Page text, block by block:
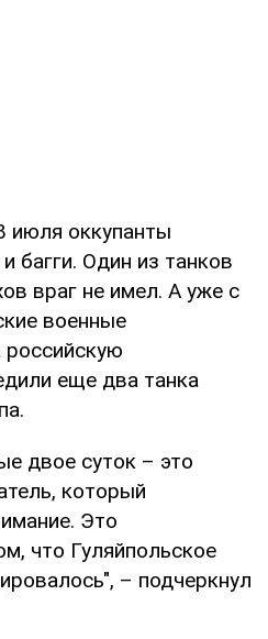
июля оккупанты
багги. Один из танков
враг не имел. А уже с
военные
еще два танка
двое суток – это
который
Это
что Гуляйпольское
– подчеркнул